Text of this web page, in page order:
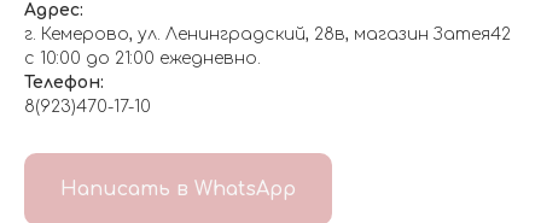
Адрес:
г. Кемерово, ул. Ленинградский, 28в, магазин Затея42
с 10:00 до 21:00 ежедневно.
Телефон:
8(923)470-17-10
Написать в WhatsApp